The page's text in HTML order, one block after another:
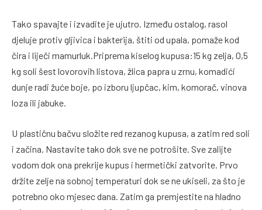
Tako spavajte i izvadite je ujutro. Između ostalog, rasol
djeluje protiv gljivica i bakterija, štiti od upala, pomaže kod
čira i liječi mamurluk.Priprema kiselog kupusa:15 kg zelja, 0,5
kg soli šest lovorovih listova, žlica papra u zrnu, komadići
dunje radi žuće boje, po izboru ljupčac, kim, komorač, vinova
loza ili jabuke.
U plastičnu bačvu složite red rezanog kupusa, a zatim red soli
i začina. Nastavite tako dok sve ne potrošite. Sve zalijte
vodom dok ona prekrije kupus i hermetički zatvorite. Prvo
držite zelje na sobnoj temperaturi dok se ne ukiseli, za što je
potrebno oko mjesec dana. Zatim ga premjestite na hladno